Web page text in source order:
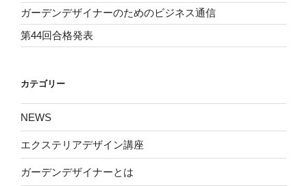
ガーデンデザイナーのためのビジネス通信
第44回合格発表
カテゴリー
NEWS
エクステリアデザイン講座
ガーデンデザイナーとは